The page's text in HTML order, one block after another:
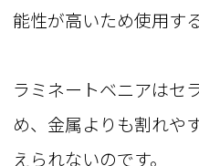
能性が高いため使用す
ラミネートベニアはセ
め、金属よりも割れや
えられないのです。